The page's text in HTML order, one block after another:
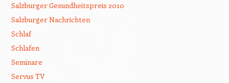
Salzburger Gesundheitspreis 2010
Salzburger Nachrichten
Schlaf
Schlafen
Seminare
Servus TV